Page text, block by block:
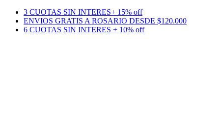
3 CUOTAS SIN INTERES+ 15% off
ENVIOS GRATIS A ROSARIO DESDE $120.000
6 CUOTAS SIN INTERES + 10% off